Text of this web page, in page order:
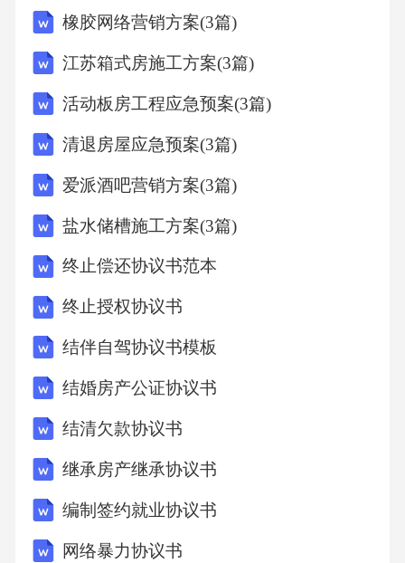
尽事宜，可由双方另行签订补充协议。补充协
议
橡胶网络营销方案(3篇)
江苏箱式房施工方案(3篇)
活动板房工程应急预案(3篇)
清退房屋应急预案(3篇)
爱派酒吧营销方案(3篇)
盐水储槽施工方案(3篇)
终止偿还协议书范本
终止授权协议书
结伴自驾协议书模板
结婚房产公证协议书
结清欠款协议书
继承房产继承协议书
编制签约就业协议书
网络暴力协议书